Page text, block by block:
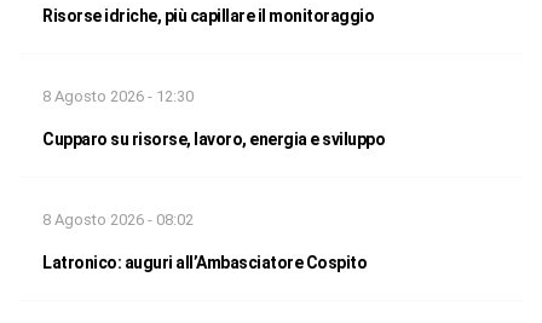
Risorse idriche, più capillare il monitoraggio
8 Agosto 2026 - 12:30
Cupparo su risorse, lavoro, energia e sviluppo
8 Agosto 2026 - 08:02
Latronico: auguri all’Ambasciatore Cospito